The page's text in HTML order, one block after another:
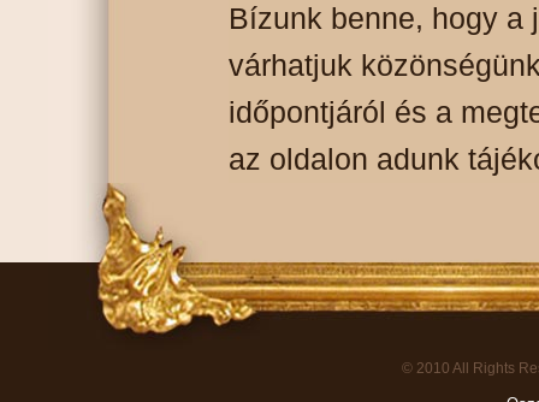
Bízunk benne, hogy a
várhatjuk
időpontjáról és a
az oldalon adunk
© 2010 All Rights